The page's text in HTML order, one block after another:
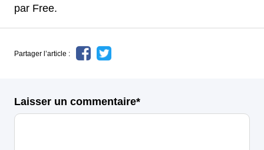
par Free.
Partager l’article :
Laisser un commentaire*